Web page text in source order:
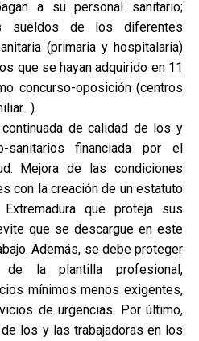
a su personal sanitario;
sueldos de los diferentes
(primaria y hospitalaria)
que se hayan adquirido en 11
concurso-oposición (centros
continuada de calidad de los y
sanitarios financiada por el
Mejora de las condiciones
con la creación de un estatuto
que proteja sus
que se descargue en este
Además, se debe proteger
la plantilla profesional,
mínimos menos exigentes,
de urgencias. Por último,
los y las trabajadoras en los